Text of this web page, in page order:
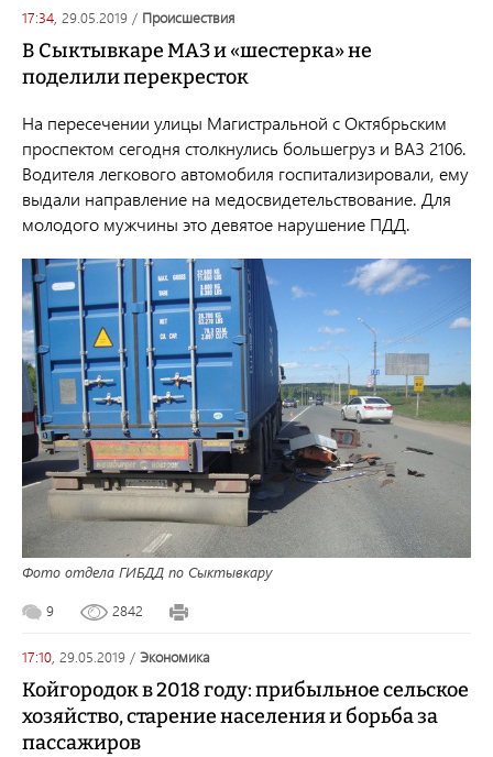
17:34, 29.05.2019 / происшествия
В Сыктывкаре МАЗ и «шестерка» не
поделили перекресток
На пересечении улицы Магистральной с Октябрьским
проспектом сегодня столкнулись большегруз и ВАЗ 2106.
Водителя легкового автомобиля госпитализировали, ему
выдали направление на медосвидетельствование. Для
молодого мужчины это девятое нарушение ПДД.
Фото отдела ГИБДД по Сыктывкару
9 2842
17:10, 29.05.2019 / экономика
Койгородок в 2018 году: прибыльное сельское
хозяйство, старение населения и борьба за
пассажиров